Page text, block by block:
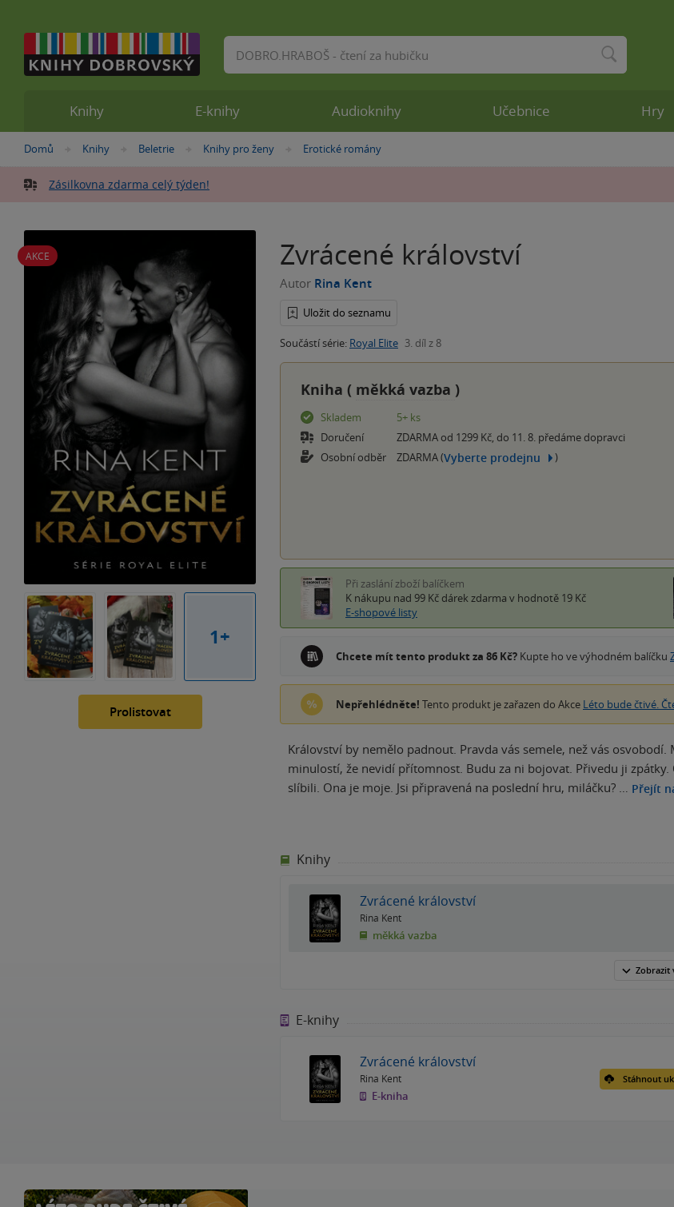
Nacházíte
zde:
Domů »
Knihy »
Beletrie »
Knihy pro ženy »
Erotické romány
Zásilkovna zdarma celý týden!
AKCE
1+
Prolistovat
Zvrácené království
Autor Rina Kent
Uložit do seznamu
Součástí série: Royal Elite 3. díl z 8
Kniha ( měkká vazba )
Skladem
5+ ks
Doručení
ZDARMA od 1299 Kč, do 11. 8. předáme dopravci
Osobní odběr
ZDARMA (Vyberte prodejnu )
Při zaslání zboží balíčkem
K nákupu nad 99 Kč dárek zdarma v hodnotě 19 Kč
E-shopové listy
Chcete mít tento produkt za 86 Kč? Kupte ho ve výhodném balíčku
Nepřehlédněte! Tento produkt je zařazen do Akce Léto bude čtivé.
Království by nemělo padnout. Pravda vás semele, než vás
minulostí, že nevidí přítomnost. Budu za ni bojovat. Přivedu ji
slíbili. Ona je moje. Jsi připravená na poslední hru, miláčku? … Přejít
Knihy
Zvrácené království
Rina Kent
měkká vazba
Zobrazit
E-knihy
Zvrácené království
Rina Kent
E-kniha
Stáhnout
Knihy E-knihy Audioknihy Učebnice Hry
Vyhledávání